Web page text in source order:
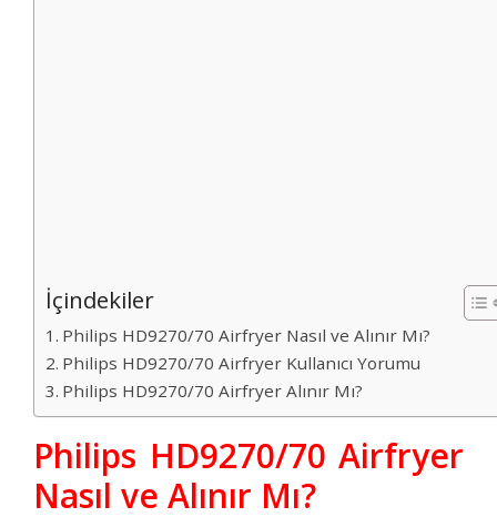
İçindekiler
Philips HD9270/70 Airfryer Nasıl ve Alınır Mı?
Philips HD9270/70 Airfryer Kullanıcı Yorumu
Philips HD9270/70 Airfryer Alınır Mı?
Philips HD9270/70 Airfryer
Nasıl ve Alınır Mı?